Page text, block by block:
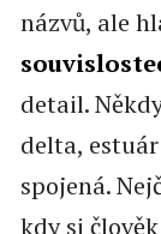
názvů, ale
detail.
delta,
spojená.
kdy si